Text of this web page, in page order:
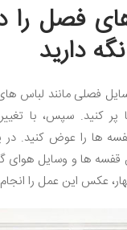
فصل
دارید
فصلی مانند لباس
پر کنید. سپس، با
ها را عوض کنید. در
قفسه ها و وسایل هوای
عکس این عمل را